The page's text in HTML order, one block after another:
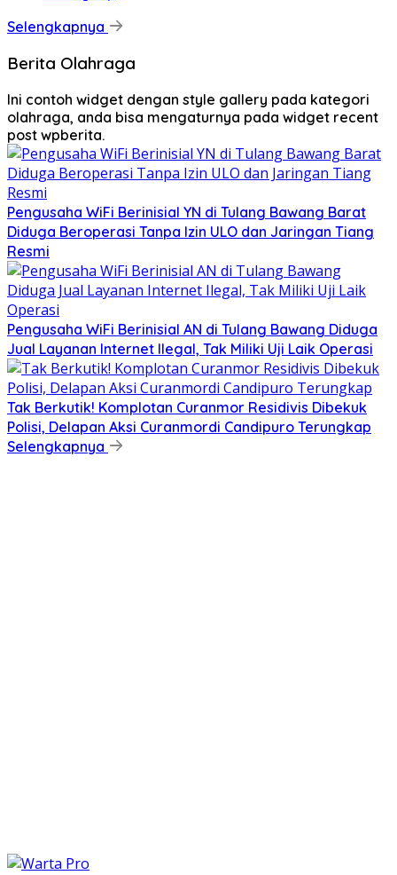
Selengkapnya
Berita Olahraga
Ini contoh widget dengan style gallery pada kategori
olahraga, anda bisa mengaturnya pada widget recent
post wpberita.
Pengusaha WiFi Berinisial YN di Tulang Bawang Barat
Diduga Beroperasi Tanpa Izin ULO dan Jaringan Tiang
Resmi
Pengusaha WiFi Berinisial AN di Tulang Bawang Diduga
Jual Layanan Internet Ilegal, Tak Miliki Uji Laik Operasi
Tak Berkutik! Komplotan Curanmor Residivis Dibekuk
Polisi, Delapan Aksi Curanmordi Candipuro Terungkap
Selengkapnya